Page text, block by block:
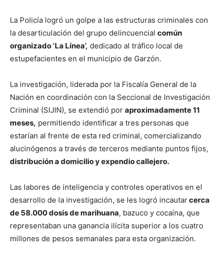
La Policía logró un golpe a las estructuras criminales con
la desarticulación del grupo delincuencial común
organizado ‘La Línea’, dedicado al tráfico local de
estupefacientes en el municipio de Garzón.
La investigación, liderada por la Fiscalía General de la
Nación en coordinación con la Seccional de Investigación
Criminal (SIJIN), se extendió por aproximadamente 11
meses, permitiendo identificar a tres personas que
estarían al frente de esta red criminal, comercializando
alucinógenos a través de terceros mediante puntos fijos,
distribución a domicilio y expendio callejero.
Las labores de inteligencia y controles operativos en el
desarrollo de la investigación, se les logró incautarcerca
de 58.000 dosis de marihuana, bazuco y cocaína, que
representaban una ganancia ilícita superior a los cuatro
millones de pesos semanales para esta organización.